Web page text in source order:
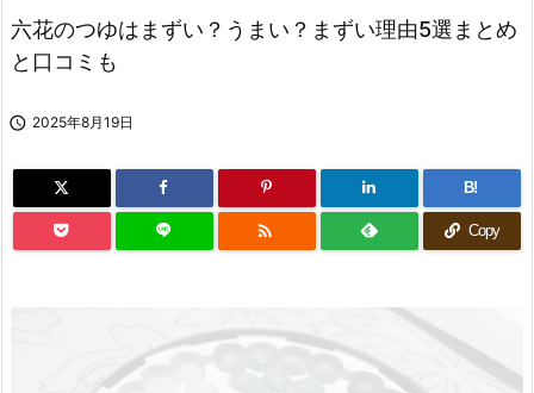
六花のつゆはまずい？うまい？まずい理由5選まとめ
と口コミも
 2025年8月19日
B!
 Copy